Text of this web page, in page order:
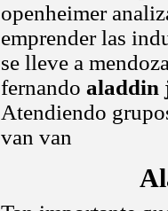
openheimer
emprender las
se lleve a
fernando aladdin
Atendiendo
van van